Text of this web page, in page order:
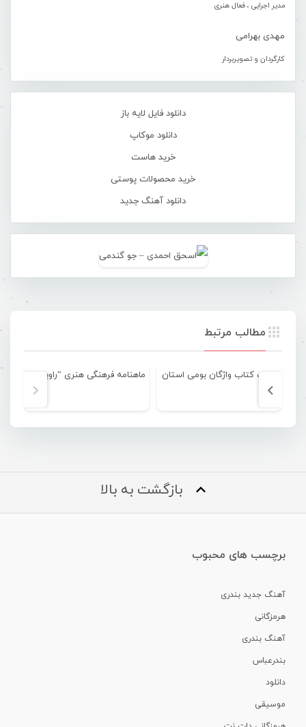
مدیر اجرایی ، فعال هنری
مهدی بهرامی
کارگردان و تصویربردار
دانلود فایل لایه باز
دانلود موکاپ
خرید هاست
خرید محصولات پوستی
دانلود آهنگ جدید
مطالب مرتبط
مولف کتاب واژگان بومی استان
بازگشت به بالا
برچسب های محبوب
آهنگ جدید بندری
هرمزگانی
آهنگ بندری
بندرعباس
دانلود
موسیقی